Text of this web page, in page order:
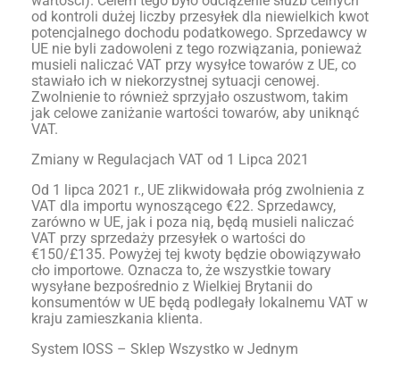
od kontroli dużej liczby przesyłek dla niewielkich kwot
potencjalnego dochodu podatkowego. Sprzedawcy w
UE nie byli zadowoleni z tego rozwiązania, ponieważ
musieli naliczać VAT przy wysyłce towarów z UE, co
stawiało ich w niekorzystnej sytuacji cenowej.
Zwolnienie to również sprzyjało oszustwom, takim
jak celowe zaniżanie wartości towarów, aby uniknąć
VAT.
Zmiany w Regulacjach VAT od 1 Lipca 2021
Od 1 lipca 2021 r., UE zlikwidowała próg zwolnienia z
VAT dla importu wynoszącego €22. Sprzedawcy,
zarówno w UE, jak i poza nią, będą musieli naliczać
VAT przy sprzedaży przesyłek o wartości do
€150/£135. Powyżej tej kwoty będzie obowiązywało
cło importowe. Oznacza to, że wszystkie towary
wysyłane bezpośrednio z Wielkiej Brytanii do
konsumentów w UE będą podlegały lokalnemu VAT w
kraju zamieszkania klienta.
System IOSS – Sklep Wszystko w Jednym